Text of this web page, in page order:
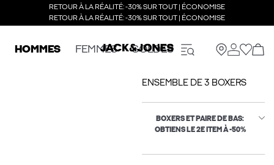
RETOUR À LA RÉALITÉ: -30% SUR TOUT | ÉCONOMISE
RETOUR À LA RÉALITÉ: -30% SUR TOUT | ÉCONOMISE
HOMMES FEMMES SOLDES
ENSEMBLE DE 3 BOXERS
BOXERS ET PAIRE DE BAS:
OBTIENS LE 2E ITEM À -50%